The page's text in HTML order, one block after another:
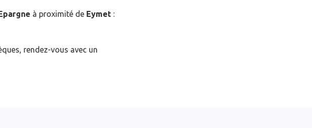
à proximité de Eymet :
rendez-vous avec un